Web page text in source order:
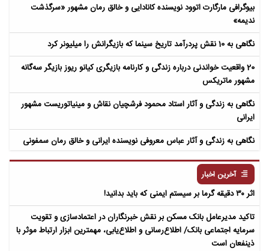
بیوگرافی مارگارت اتوود نویسنده کانادایی و خالق رمان مشهور «سرگذشت
ندیمه»
نگاهی به 10 نقش پردرآمد تاریخ سینما که بازیگرانش را میلیونر کرد
20 واقعیت خواندنی درباره زندگی و کارنامه بازیگری کیانو ریوز بازیگر سه‌گانه
مشهور ماتریکس
نگاهی به زندگی و آثار استاد محمود فرشچیان نقاش و مینیاتوریست مشهور
ایرانی
نگاهی به زندگی و آثار عباس معروفی نویسنده ایرانی و خالق رمان سمفونی
آخرین اخبار
اثر ۳۰ دقیقه گرما بر سیستم ایمنی که باید بدانید!
تاکید مدیرعامل بانک مسکن بر نقش خبرنگاران در اعتمادسازی و تقویت
سرمایه اجتماعی بانک/ اطلاع‌رسانی و اطلاع‌یابی، مهمترین ابزار ارتباط موثر با
ذینفعان است